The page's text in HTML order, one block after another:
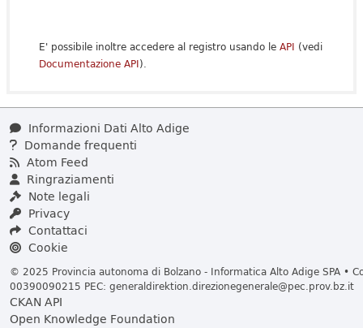
E' possibile inoltre accedere al registro usando le API (vedi
Documentazione API).
Informazioni Dati Alto Adige
Domande frequenti
Atom Feed
Ringraziamenti
Note legali
Privacy
Contattaci
Cookie
© 2025 Provincia autonoma di Bolzano - Informatica Alto Adige SPA •
00390090215 PEC: generaldirektion.direzionegenerale@pec.prov.bz.it
CKAN API
Open Knowledge Foundation